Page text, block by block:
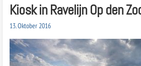
Kiosk in Ravelijn Op den
13. Oktober 2016